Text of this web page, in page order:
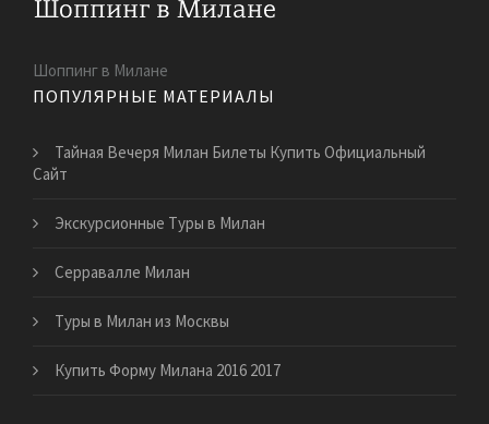
Шоппинг в Милане
ПОПУЛЯРНЫЕ МАТЕРИАЛЫ
Тайная Вечеря Милан Билеты Купить Официальный
Сайт
Экскурсионные Туры в Милан
Серравалле Милан
Туры в Милан из Москвы
Купить Форму Милана 2016 2017